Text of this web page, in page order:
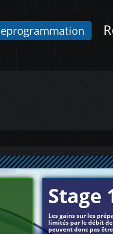
Stage
Les gains sur les
limités par le débit
peuvent donc pas